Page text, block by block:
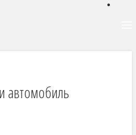
автомобиль